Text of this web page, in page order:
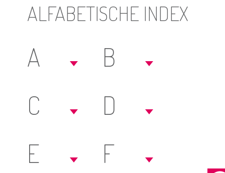
ALFABETISCHE INDEX
A
B
C
D
E
F